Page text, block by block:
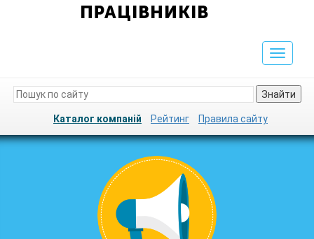
Toggle
Знайти
Каталог компаній Рейтинг Правила сайту